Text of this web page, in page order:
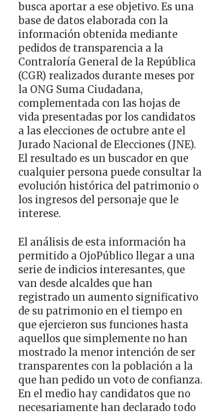
busca aportar a ese objetivo. Es una
base de datos elaborada con la
información obtenida mediante
pedidos de transparencia a la
Contraloría General de la República
(CGR) realizados durante meses por
la ONG Suma Ciudadana,
complementada con las hojas de
vida presentadas por los candidatos
a las elecciones de octubre ante el
Jurado Nacional de Elecciones (JNE).
El resultado es un buscador en que
cualquier persona puede consultar la
evolución histórica del patrimonio o
los ingresos del personaje que le
interese.
El análisis de esta información ha
permitido a OjoPúblico llegar a una
serie de indicios interesantes, que
van desde alcaldes que han
registrado un aumento significativo
de su patrimonio en el tiempo en
que ejercieron sus funciones hasta
aquellos que simplemente no han
mostrado la menor intención de ser
transparentes con la población a la
que han pedido un voto de confianza.
En el medio hay candidatos que no
necesariamente han declarado todo